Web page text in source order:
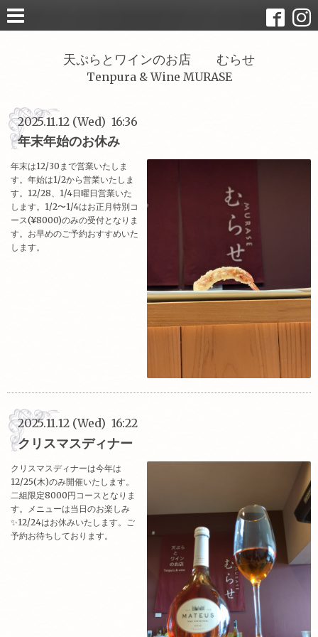
天ぷらとワインのお店 むらせ
Tenpura & Wine MURASE
2025.11.12 (Wed) 16:36
年末年始のお休み
年末は12/30まで営業いたしま
す。年始は1/2から営業いたしま
す。12/28、1/4日曜日営業いた
します。1/2〜1/4はお正月特別コ
ース(¥8000)のみの受付となりま
す。お早めのご予約おすすめいた
します。
2025.11.12 (Wed) 16:22
クリスマスディナー
クリスマスディナーは今年は
12/25(木)のみ開催いたします。
二組限定8000円コースとなりま
す。メニューは当日のお楽しみ
✨️12/24はお休みいたします。ご
予約お待ちしております。